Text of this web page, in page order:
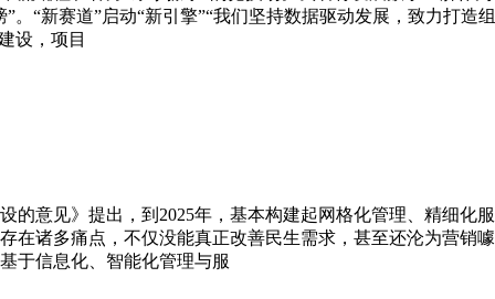
。“新赛道”启动“新引擎”“我们坚持数据驱动发展，致力打
设，项目
的意见》提出，到2025年，基本构建起网格化管理、精细化
在诸多痛点，不仅没能真正改善民生需求，甚至还沦为营销
于信息化、智能化管理与服